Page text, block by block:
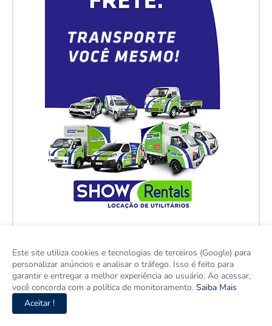
Este site utiliza cookies e tecnologias de terceiros (Google) para
personalizar anúncios e analisar o tráfego. Isso é feito para
garantir e entregar a melhor experiência ao usuário. Ao acessar,
você concorda com a política de monitoramento. Saiba Mais
Aceitar !